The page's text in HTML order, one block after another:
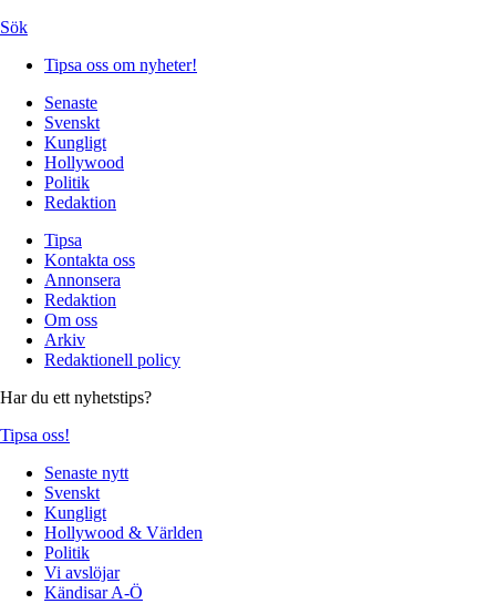
Sök
Tipsa oss om nyheter!
Senaste
Svenskt
Kungligt
Hollywood
Politik
Redaktion
Tipsa
Kontakta oss
Annonsera
Redaktion
Om oss
Arkiv
Redaktionell policy
Har du ett nyhetstips?
Tipsa oss!
Senaste nytt
Svenskt
Kungligt
Hollywood & Världen
Politik
Vi avslöjar
Kändisar A-Ö